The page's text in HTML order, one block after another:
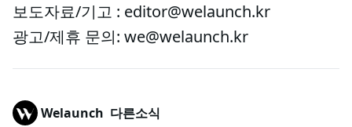
보도자료/기고 : editor@welaunch.kr
광고/제휴 문의: we@welaunch.kr
Welaunch 다른소식